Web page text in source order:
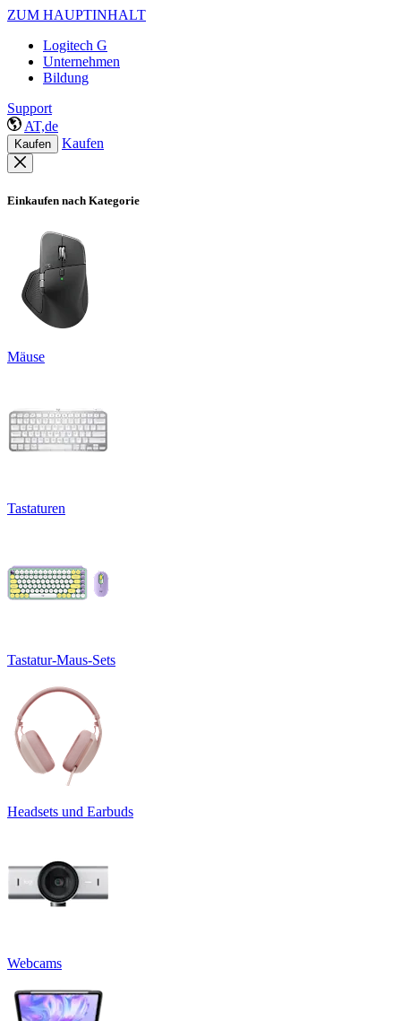
ZUM HAUPTINHALT
Logitech G
Unternehmen
Bildung
Support
AT,de
Kaufen Kaufen
Einkaufen nach Kategorie
Mäuse
Tastaturen
Tastatur-Maus-Sets
Headsets und Earbuds
Webcams